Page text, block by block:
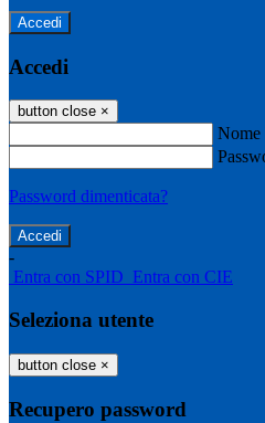
Accedi
Accedi
button close ×
Nome
Password dimenticata?
-
Entra con SPID Entra con CIE
Seleziona utente
button close ×
Recupero password